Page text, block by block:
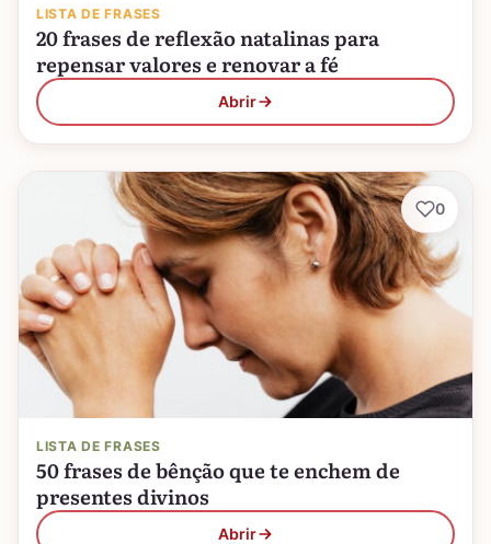
LISTA DE FRASES
20 frases de reflexão natalinas para
repensar valores e renovar a fé
Abrir
LISTA DE FRASES
50 frases de bênção que te enchem de
presentes divinos
Abrir
0